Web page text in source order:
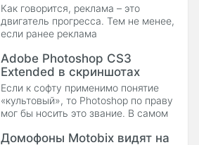
Как говорится, реклама – это
двигатель прогресса. Тем не менее,
если ранее реклама
печатных СМИ, то сегодня все чаще
встречаются интернет-проекты. Это
вполне понятно, ведь все больше
людей используют для общения,
работы и учебы глобальную
Adobe Photoshop CS3
Extended в скриншотах
Если к софту применимо понятие
«культовый», то Photoshop по праву
мог бы носить это звание. В самом
Домофоны Motobix видят на